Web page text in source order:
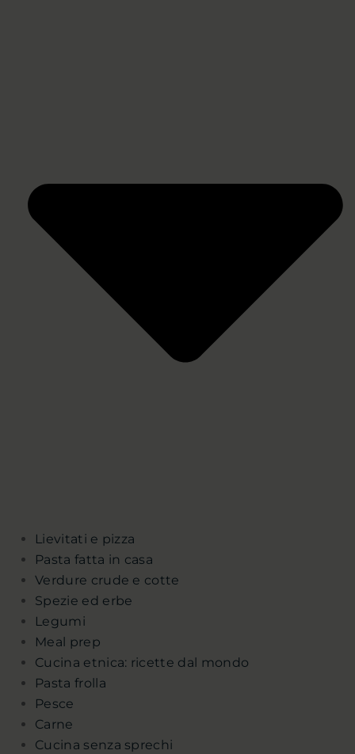
Lievitati e pizza
Pasta fatta in casa
Verdure crude e cotte
Spezie ed erbe
Legumi
Meal prep
Cucina etnica: ricette dal mondo
Pasta frolla
Pesce
Carne
Cucina senza sprechi